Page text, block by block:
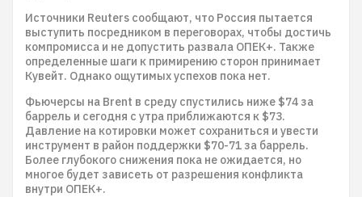
Источники Reuters сообщают, что Россия пытается
выступить посредником в переговорах, чтобы достичь
компромисса и не допустить развала ОПЕК+. Также
определенные шаги к примирению сторон принимает
Кувейт. Однако ощутимых успехов пока нет.
Фьючерсы на Brent в среду спустились ниже $74 за
баррель и сегодня с утра приближаются к $73.
Давление на котировки может сохраниться и увести
инструмент в район поддержки $70-71 за баррель.
Более глубокого снижения пока не ожидается, но
многое будет зависеть от разрешения конфликта
внутри ОПЕК+.